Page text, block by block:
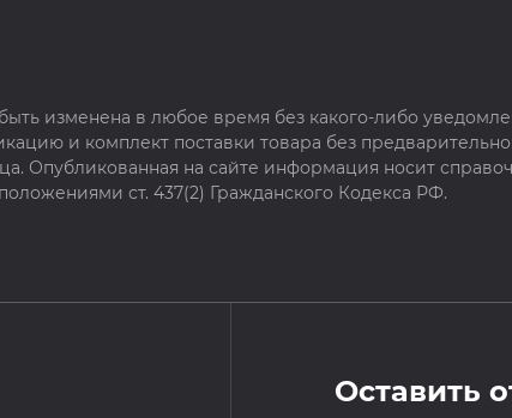
изменена в любое время без какого-либо
и комплект поставки товара без
Опубликованная на сайте информация носит
ст. 437(2) Гражданского Кодекса РФ.
Оставить